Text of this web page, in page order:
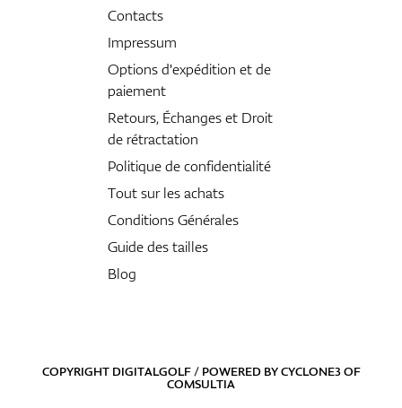
Contacts
Impressum
Options d'expédition et de
paiement
Retours, Échanges et Droit
de rétractation
Politique de confidentialité
Tout sur les achats
Conditions Générales
Guide des tailles
Blog
COPYRIGHT DIGITALGOLF / POWERED BYCYCLONE3OF
COMSULTIA